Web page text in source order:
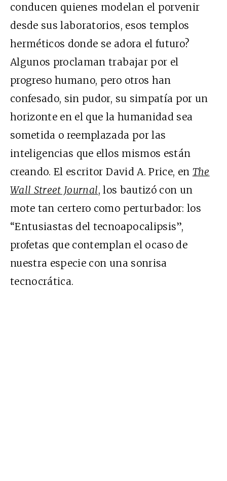
conducen quienes modelan el porvenir
desde sus laboratorios, esos templos
herméticos donde se adora el futuro?
Algunos proclaman trabajar por el
progreso humano, pero otros han
confesado, sin pudor, su simpatía por un
horizonte en el que la humanidad sea
sometida o reemplazada por las
inteligencias que ellos mismos están
creando. El escritor David A. Price, en The
Wall Street Journal, los bautizó con un
mote tan certero como perturbador: los
“Entusiastas del tecnoapocalipsis”,
profetas que contemplan el ocaso de
nuestra especie con una sonrisa
tecnocrática.